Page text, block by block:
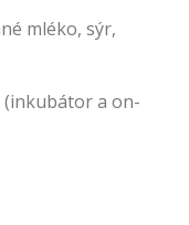
mléko, sýr,
(inkubátor a on-